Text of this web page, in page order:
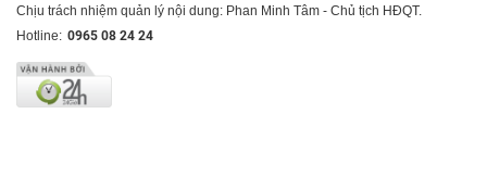
Chịu trách nhiệm quản lý nội dung: Phan Minh Tâm - Chủ tịch HĐQT.
Hotline: 0965 08 24 24